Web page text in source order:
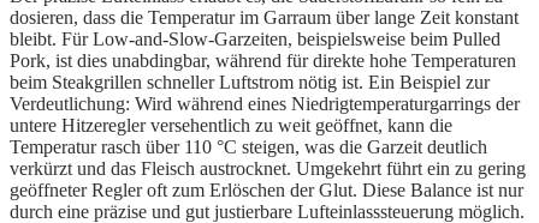
dosieren, dass die Temperatur im Garraum über lange Zeit konstant
bleibt. Für Low-and-Slow-Garzeiten, beispielsweise beim Pulled
Pork, ist dies unabdingbar, während für direkte hohe Temperaturen
beim Steakgrillen schneller Luftstrom nötig ist. Ein Beispiel zur
Verdeutlichung: Wird während eines Niedrigtemperaturgarrings der
untere Hitzeregler versehentlich zu weit geöffnet, kann die
Temperatur rasch über 110 °C steigen, was die Garzeit deutlich
verkürzt und das Fleisch austrocknet. Umgekehrt führt ein zu gering
geöffneter Regler oft zum Erlöschen der Glut. Diese Balance ist nur
durch eine präzise und gut justierbare Lufteinlasssteuerung möglich.